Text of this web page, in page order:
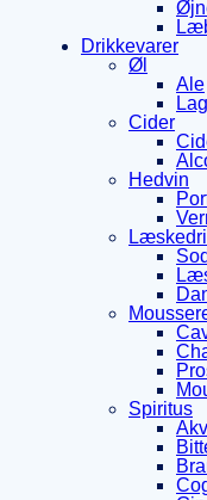
Drikkevarer
Øl
Ale
Cider
Hedvin
Spiritus